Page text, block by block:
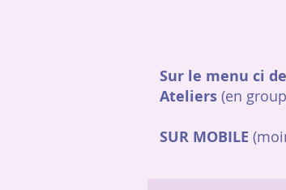
Sur le menu ci
Ateliers (en
SUR MOBILE